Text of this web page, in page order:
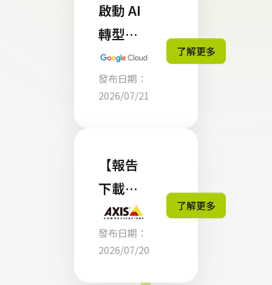
化
Azure
上的
Postgr
啟動 AI
轉型！
零壹科
技攜手
Google
企業專
屬的 AI
智慧引
擎
發布日期：
2026/07/21
了解更多
【報告
下載】
The
Intellig
ent
發布日期：
2026/07/20
了解更多